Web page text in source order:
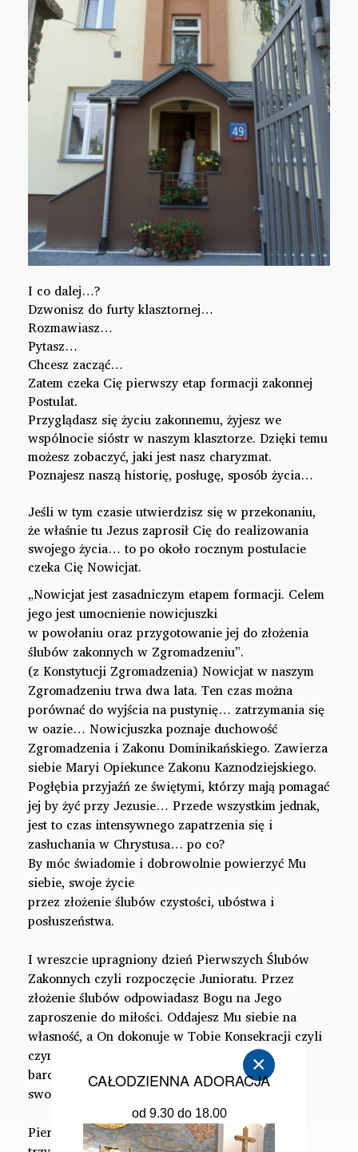
I co dalej…?
Dzwonisz do furty klasztornej…
Rozmawiasz…
Pytasz…
Chcesz zacząć…
Zatem czeka Cię pierwszy etap formacji zakonnej
Postulat.
Przyglądasz się życiu zakonnemu, żyjesz we
wspólnocie sióstr w naszym klasztorze. Dzięki temu
możesz zobaczyć, jaki jest nasz charyzmat.
Poznajesz naszą historię, posługę, sposób życia…
Jeśli w tym czasie utwierdzisz się w przekonaniu,
że właśnie tu Jezus zaprosił Cię do realizowania
swojego życia… to po około rocznym postulacie
czeka Cię Nowicjat.
„Nowicjat jest zasadniczym etapem formacji. Celem
jego jest umocnienie nowicjuszki
w powołaniu oraz przygotowanie jej do złożenia
ślubów zakonnych w Zgromadzeniu”.
(z Konstytucji Zgromadzenia) Nowicjat w naszym
Zgromadzeniu trwa dwa lata. Ten czas można
porównać do wyjścia na pustynię… zatrzymania się
w oazie… Nowicjuszka poznaje duchowość
Zgromadzenia i Zakonu Dominikańskiego. Zawierza
siebie Maryi Opiekunce Zakonu Kaznodziejskiego.
Pogłębia przyjaźń ze świętymi, którzy mają pomagać
jej by żyć przy Jezusie… Przede wszystkim jednak,
jest to czas intensywnego zapatrzenia się i
zasłuchania w Chrystusa… po co?
By móc świadomie i dobrowolnie powierzyć Mu
siebie, swoje życie
przez złożenie ślubów czystości, ubóstwa i
posłuszeństwa.
I wreszcie upragniony dzień Pierwszych Ślubów
Zakonnych czyli rozpoczęcie Junioratu. Przez
złożenie ślubów odpowiadasz Bogu na Jego
zaproszenie do miłości. Oddajesz Mu siebie na
własność, a On dokonuje w Tobie Konsekracji czyli
czyni Cię wyłączoną z tego świata, byś jeszcze
bardziej była dla świata. A nade wszystko, byś
swoim życiem mogła oddawać Bogu chwałę.
Pierwsze śluby na trzy lata, następnie znowu na
×
CAŁODZIENNA ADORACJA
od 9.30 do 18.00